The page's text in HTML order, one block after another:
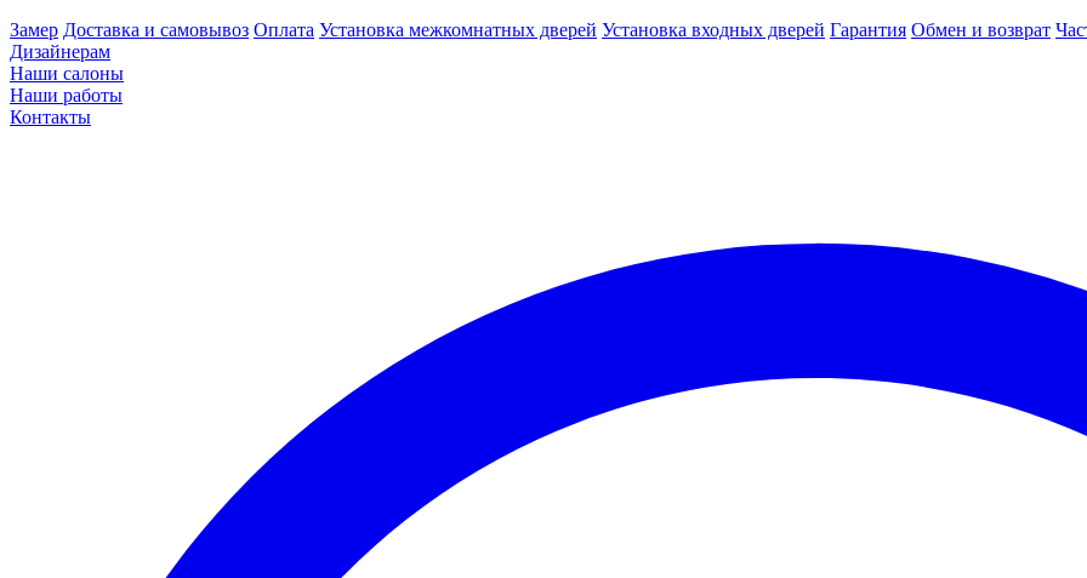
Замер Доставка и самовывоз Оплата Установка межкомнатных дверей Установка входных дверей Гарантия Обмен и возврат
Дизайнерам
Наши салоны
Наши работы
Контакты